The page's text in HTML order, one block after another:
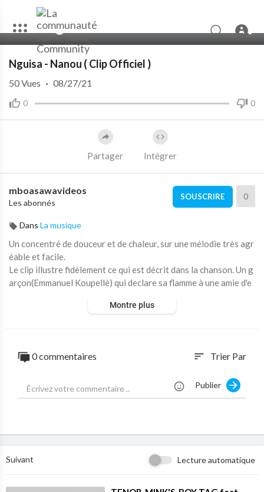
00:00 04:53
Nguisa - Nanou ( Clip Officiel )
0 0
50Vues · 08/27/21
Partager Intégrer
mboasawavideos
Les abonnés
SOUSCRIRE 0
Dans La musique
Un concentré de douceur et de chaleur, sur une mélodie très agr
éable et facile.
Le clip illustre fidèlement ce qui est décrit dans la chanson. Un g
arçon(Emmanuel Koupellè) qui declare sa flamme à une amie d'e
Scénario, dialogue et casting et Realisation...entre autres : Jule
Montre plus
0 commentaires sort Trier Par
Publier
Suivant Lecture automatique